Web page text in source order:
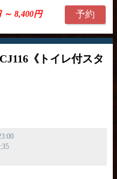
～ 8,400円 予約
《トイレ付スタ